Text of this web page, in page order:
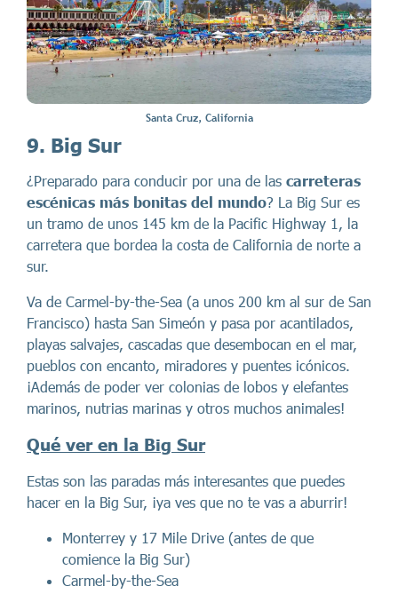
Santa Cruz, California
9. Big Sur
¿Preparado para conducir por una de las carreteras
escénicas más bonitas del mundo? La Big Sur es
un tramo de unos 145 km de la Pacific Highway 1, la
carretera que bordea la costa de California de norte a
sur.
Va de Carmel-by-the-Sea (a unos 200 km al sur de San
Francisco) hasta San Simeón y pasa por acantilados,
playas salvajes, cascadas que desembocan en el mar,
pueblos con encanto, miradores y puentes icónicos.
¡Además de poder ver colonias de lobos y elefantes
marinos, nutrias marinas y otros muchos animales!
Qué ver en la Big Sur
Estas son las paradas más interesantes que puedes
hacer en la Big Sur, ¡ya ves que no te vas a aburrir!
Monterrey y 17 Mile Drive (antes de que
comience la Big Sur)
Carmel-by-the-Sea